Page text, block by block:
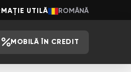
UTILĂ ROMÂNĂ
MOBILĂ ÎN CREDIT